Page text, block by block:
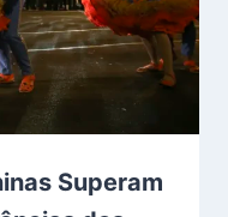
Superam